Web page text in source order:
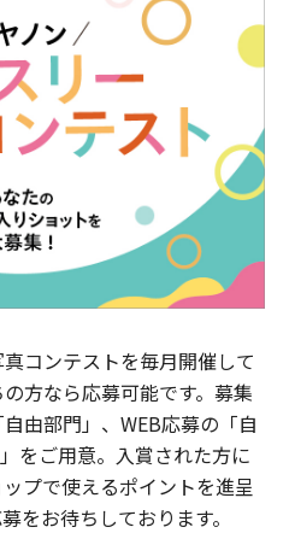
コンテストを毎月開催して
方なら応募可能です。募集
由部門」、WEB応募の「自
」をご用意。入賞された方に
プで使えるポイントを進呈
をお待ちしております。